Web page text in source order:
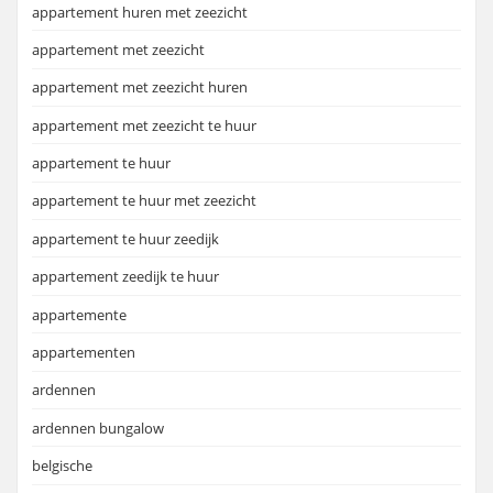
appartement huren met zeezicht
appartement met zeezicht
appartement met zeezicht huren
appartement met zeezicht te huur
appartement te huur
appartement te huur met zeezicht
appartement te huur zeedijk
appartement zeedijk te huur
appartemente
appartementen
ardennen
ardennen bungalow
belgische